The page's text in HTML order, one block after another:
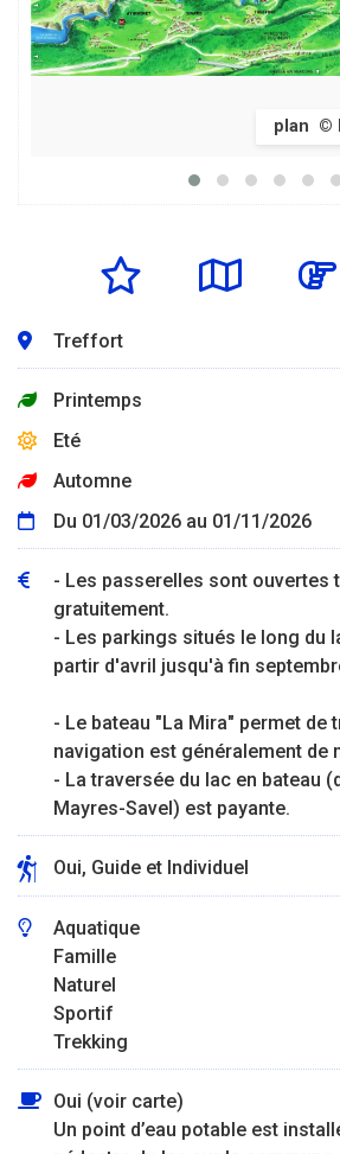
plan ©
Treffort
Printemps
Eté
Automne
Du 01/03/2026 au 01/11/2026
- Les passerelles sont ouvertes
gratuitement.
- Les parkings situés le long du
partir d'avril jusqu'à fin
- Le bateau "La Mira" permet de
navigation est généralement de
- La traversée du lac en bateau
Mayres-Savel) est payante.
Oui, Guide et Individuel
Aquatique
Famille
Naturel
Sportif
Trekking
Oui (voir carte)
Un point d’eau potable est